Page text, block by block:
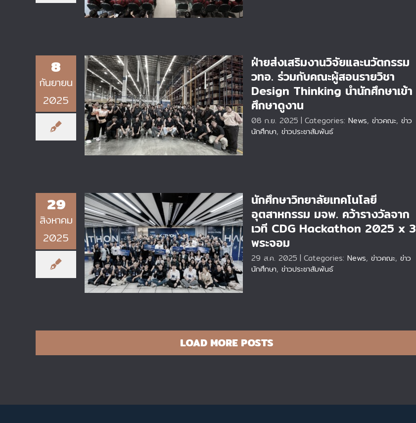
8
กันยายน
2025
ฝ่ายส่งเสริมงานวิจัยและนวัตกรรม
วทอ. ร่วมกับคณะผู้สอนรายวิชา
Design Thinking นำนักศึกษาเข้า
ศึกษาดูงาน
ฝ่ายส่งเสริมงานวิจัยและนวัตกรรม
วทอ. ร่วมกับคณะผู้สอนรายวิชา
Design Thinking นำนักศึกษาเข้า
ศึกษาดูงาน
08 ก.ย. 2025 | Categories: News, ข่าวคณะ, ข่าว
นักศึกษา, ข่าวประชาสัมพันธ์
29
สิงหาคม
2025
นักศึกษาวิทยาลัยเทคโนโลยี
อุตสาหกรรม มจพ. คว้ารางวัลจากเวที
CDG Hackathon 2025 x 3 พระ
จอม
นักศึกษาวิทยาลัยเทคโนโลยี
อุตสาหกรรม มจพ. คว้ารางวัลจาก
เวที CDG Hackathon 2025 x 3
พระจอม
29 ส.ค. 2025 | Categories: News, ข่าวคณะ, ข่าว
นักศึกษา, ข่าวประชาสัมพันธ์
LOAD MORE POSTS